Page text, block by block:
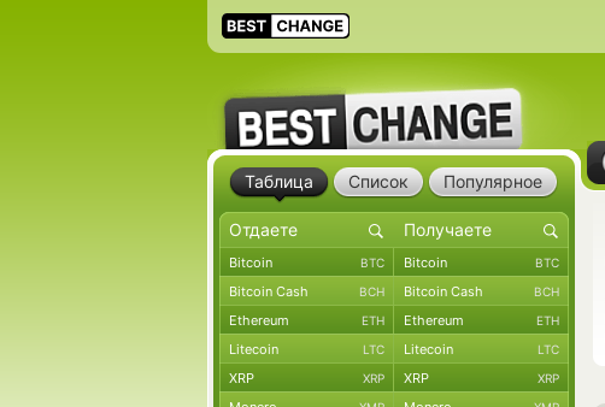
Таблица Список Популярное
Bitcoin BTC Bitcoin BTC
Bitcoin Cash BCH Bitcoin Cash BCH
Ethereum ETH Ethereum ETH
Litecoin LTC Litecoin LTC
XRP XRP XRP XRP